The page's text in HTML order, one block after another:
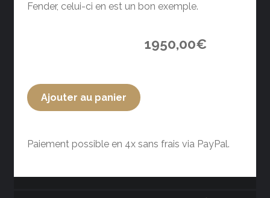
Fender, celui-ci en est un bon exemple.
1950,00€
Ajouter au panier
Paiement possible en 4x sans frais via PayPal.